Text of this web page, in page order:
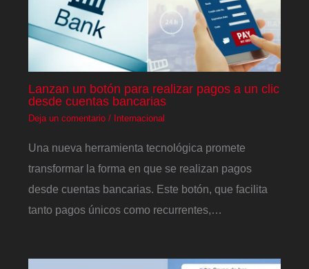
Lanzan un botón para realizar pagos a un clic
desde cuentas bancarias
Deja un comentario / Internacional
Una nueva herramienta tecnológica promete
transformar la forma en que se realizan pagos
desde cuentas bancarias. Este botón, que facilita
tanto pagos únicos como recurrentes,…